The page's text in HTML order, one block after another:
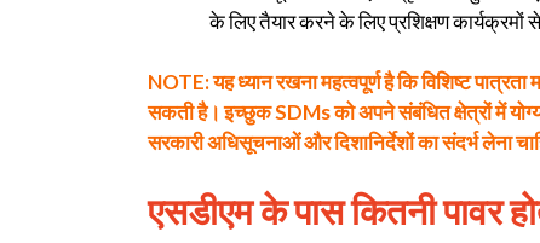
के लिए तैयार करने के लिए प्रशिक्षण
NOTE: यह ध्यान रखना महत्वपूर्ण है कि विशिष्ट
सकती है। इच्छुक SDMs को अपने संबंधित क्षेत्रों में
सरकारी अधिसूचनाओं और दिशानिर्देशों का संदर्भ लेना
एसडीएम के पास कितनी पावर